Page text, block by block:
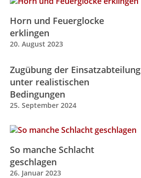
Horn und Feuerglocke
erklingen
20. August 2023
Zugübung der Einsatzabteilung
unter realistischen
Bedingungen
25. September 2024
So manche Schlacht
geschlagen
26. Januar 2023